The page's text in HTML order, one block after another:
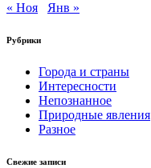
« Ноя
Янв »
Рубрики
Города и страны
Интересности
Непознанное
Природные явления
Разное
Свежие записи